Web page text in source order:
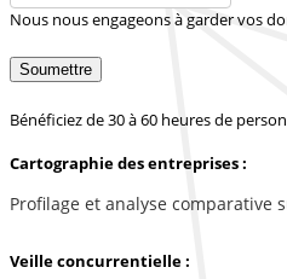
Nous nous engageons à garder vos
Soumettre
Bénéficiez de 30 à 60 heures de
Cartographie des entreprises :
Profilage et analyse comparative
Veille concurrentielle :